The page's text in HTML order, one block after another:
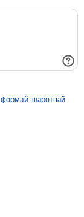
формай зваротнай